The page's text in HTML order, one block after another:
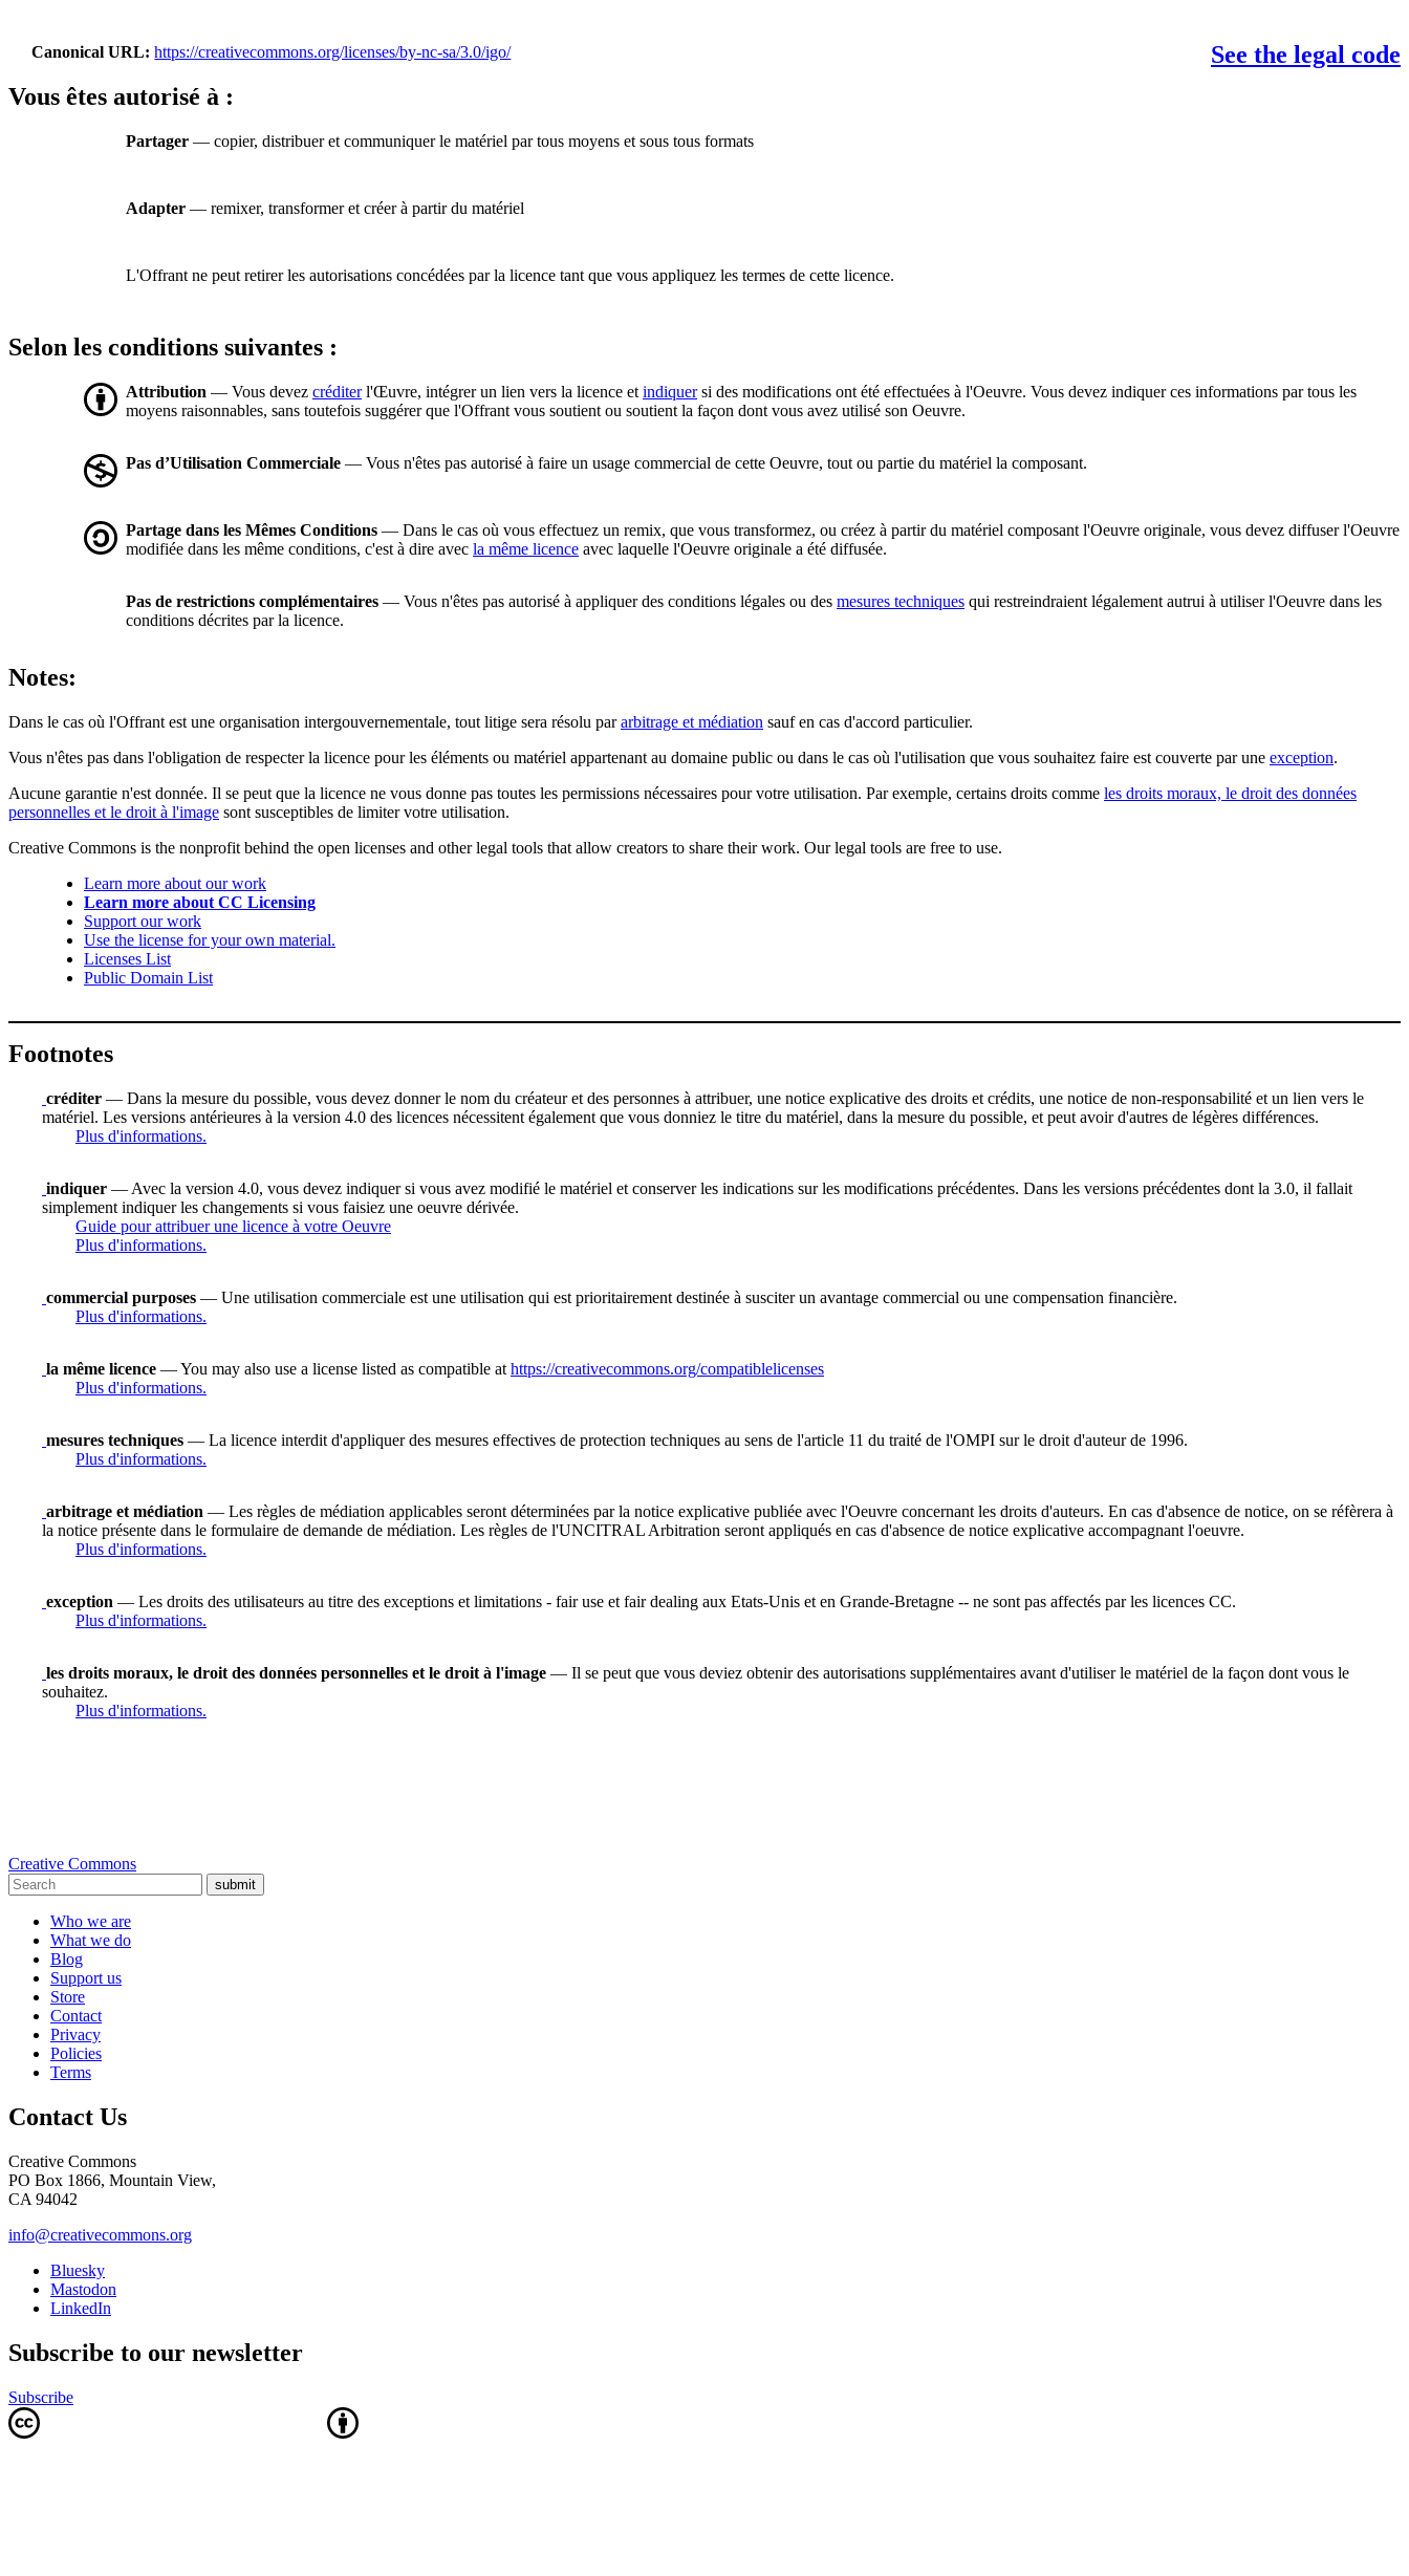
Canonical URL https://creativecommons.org/licenses/by-nc-sa/3.0/igo/
See the legal code
Vous êtes autorisé à :
Partager — copier, distribuer et communiquer le matériel par tous moyens et sous tous formats
Adapter — remixer, transformer et créer à partir du matériel
L'Offrant ne peut retirer les autorisations concédées par la licence tant que vous appliquez les termes de cette licence.
Selon les conditions suivantes :
Attribution — Vous devez créditerl'Œuvre, intégrer un lien vers la licence et indiquersi des modifications ont été effectuées à l'Oeuvre. Vous devez indiquer ces informations par tous les
moyens raisonnables, sans toutefois suggérer que l'Offrant vous soutient ou soutient la façon dont vous avez utilisé son Oeuvre.
Pas d’Utilisation Commerciale — Vous n'êtes pas autorisé à faire un usage commercial de cette Oeuvre, tout ou partie du matériel la composant.
Partage dans les Mêmes Conditions — Dans le cas où vous effectuez un remix, que vous transformez, ou créez à partir du matériel composant l'Oeuvre originale, vous devez diffuser l'Oeuvre
modifiée dans les même conditions, c'est à dire avec la même licence avec laquelle l'Oeuvre originale a été diffusée.
Pas de restrictions complémentaires — Vous n'êtes pas autorisé à appliquer des conditions légales ou des mesures techniques qui restreindraient légalement autrui à utiliser l'Oeuvre dans les
conditions décrites par la licence.
Notes:
Dans le cas où l'Offrant est une organisation intergouvernementale, tout litige sera résolu pararbitrage et médiation sauf en cas d'accord particulier.
Vous n'êtes pas dans l'obligation de respecter la licence pour les éléments ou matériel appartenant au domaine public ou dans le cas où l'utilisation que vous souhaitez faire est couverte par une exception.
Aucune garantie n'est donnée. Il se peut que la licence ne vous donne pas toutes les permissions nécessaires pour votre utilisation. Par exemple, certains droits comme les droits moraux, le droit des données
personnelles et le droit à l'image sont susceptibles de limiter votre utilisation.
Creative Commons is the nonprofit behind the open licenses and other legal tools that allow creators to share their work. Our legal tools are free to use.
Learn more about our work
Learn more about CC Licensing
Support our work
Use the license for your own material.
Licenses List
Public Domain List
Footnotes
créditer — Dans la mesure du possible, vous devez donner le nom du créateur et des personnes à attribuer, une notice explicative des droits et crédits, une notice de non-responsabilité et un lien vers le
matériel. Les versions antérieures à la version 4.0 des licences nécessitent également que vous donniez le titre du matériel, dans la mesure du possible, et peut avoir d'autres de légères différences.
Plus d'informations.
indiquer — Avec la version 4.0, vous devez indiquer si vous avez modifié le matériel et conserver les indications sur les modifications précédentes. Dans les versions précédentes dont la 3.0, il fallait
simplement indiquer les changements si vous faisiez une oeuvre dérivée.
Guide pour attribuer une licence à votre Oeuvre
Plus d'informations.
commercial purposes — Une utilisation commerciale est une utilisation qui est prioritairement destinée à susciter un avantage commercial ou une compensation financière.
Plus d'informations.
la même licence — You may also use a license listed as compatible at https://creativecommons.org/compatiblelicenses
Plus d'informations.
mesures techniques — La licence interdit d'appliquer des mesures effectives de protection techniques au sens de l'article 11 du traité de l'OMPI sur le droit d'auteur de 1996.
Plus d'informations.
arbitrage et médiation — Les règles de médiation applicables seront déterminées par la notice explicative publiée avec l'Oeuvre concernant les droits d'auteurs. En cas d'absence de notice, on se réfèrera à
la notice présente dans le formulaire de demande de médiation. Les règles de l'UNCITRAL Arbitration seront appliqués en cas d'absence de notice explicative accompagnant l'oeuvre.
Plus d'informations.
exception — Les droits des utilisateurs au titre des exceptions et limitations - fair use et fair dealing aux Etats-Unis et en Grande-Bretagne -- ne sont pas affectés par les licences CC.
Plus d'informations.
les droits moraux, le droit des données personnelles et le droit à l'image — Il se peut que vous deviez obtenir des autorisations supplémentaires avant d'utiliser le matériel de la façon dont vous le
souhaitez.
Plus d'informations.
Creative Commons
submit
Who we are
What we do
Blog
Support us
Store
Contact
Privacy
Policies
Terms
Contact Us
Creative Commons
PO Box 1866, Mountain View,
CA 94042
info@creativecommons.org
Bluesky
Mastodon
LinkedIn
Subscribe to our newsletter
Subscribe